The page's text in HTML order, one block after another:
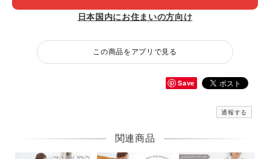
日本国内にお住まいの方向け
この商品をアプリで見る
Save
通報する
関連商品